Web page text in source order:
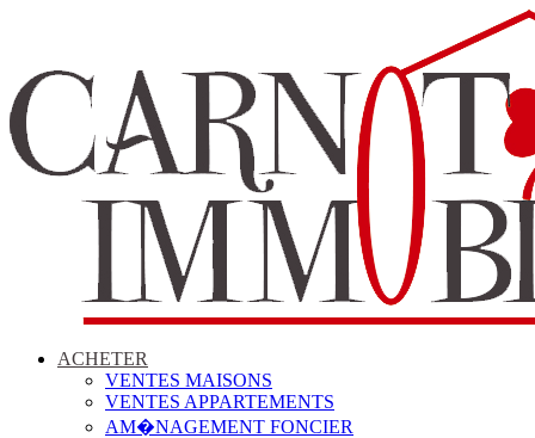
ACHETER
VENTES MAISONS
VENTES APPARTEMENTS
AM�NAGEMENT FONCIER